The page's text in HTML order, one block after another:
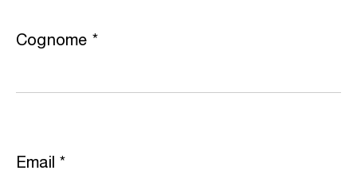
Cognome *
Email *